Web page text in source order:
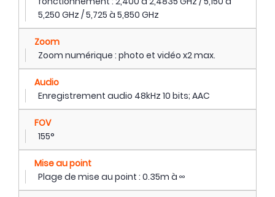
5,250 GHz / 5,725 à 5,850 GHz
Zoom
Zoom numérique : photo et vidéo x2 max.
Audio
Enregistrement audio 48kHz 10 bits; AAC
FOV
155°
Mise au point
Plage de mise au point : 0.35m à ∞